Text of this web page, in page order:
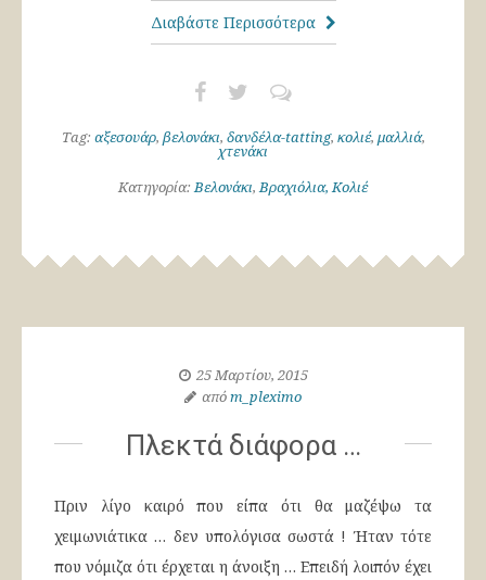
Διαβάστε Περισσότερα
Tag: αξεσουάρ, βελονάκι, δανδέλα-tatting, κολιέ, μαλλιά,
χτενάκι
Κατηγορία:Βελονάκι,Βραχιόλια, Κολιέ
25 Μαρτίου, 2015
απόm_pleximo
Πλεκτά διάφορα …
Πριν λίγο καιρό που είπα ότι θα μαζέψω τα
χειμωνιάτικα … δεν υπολόγισα σωστά ! Ήταν τότε
που νόμιζα ότι έρχεται η άνοιξη … Επειδή λοιπόν έχει